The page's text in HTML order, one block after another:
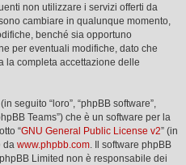
non utilizzare i servizi offerti da
cambiare in qualunque momento,
benché sia opportuno
per eventuali modifiche, dato che
la completa accettazione delle
seguito “loro”, “phpBB software”,
Teams”) che è un software per la
“GNU General Public License v2” (in
da www.phpbb.com. Il software phpBB
Limited non è responsabile dei